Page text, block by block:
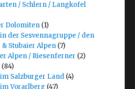
/ Schlern / Langkofel
Dolomiten(1)
der Sesvennagruppe / den
& Stubaier Alpen(7)
Alpen / Riesenferner (2)
(84)
Salzburger Land(4)
Vorarlberg (47)